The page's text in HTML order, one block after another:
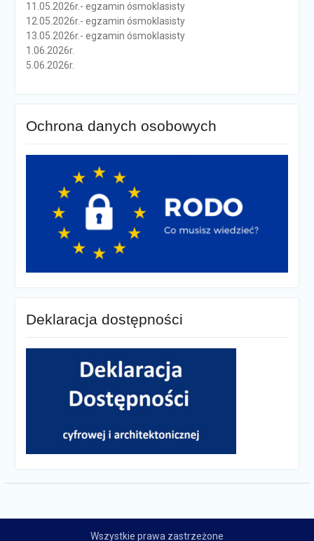
11.05.2026r.- egzamin ósmoklasisty
12.05.2026r.- egzamin ósmoklasisty
13.05.2026r.- egzamin ósmoklasisty
1.06.2026r.
5.06.2026r.
Ochrona danych osobowych
Deklaracja dostępności
Wszystkie prawa zastrzeżone